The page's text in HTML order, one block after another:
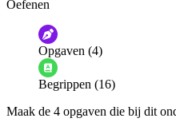
Help ons de video te verbeteren
De audio is slecht
Informatie is onjuist
De docent is te langdradig
De uitleg gaat te
Oefenen
Opgaven (4)
Begrippen (16)
Maak de 4 opgaven die bij dit